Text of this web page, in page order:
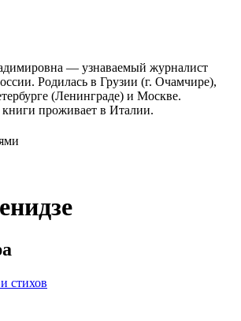
— узнаваемый журналист
Родилась в Грузии (г. Очамчире),
(Ленинграде) и Москве.
проживает в Италии.
стихов